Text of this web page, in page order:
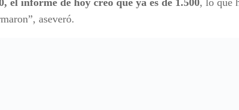
el informe de hoy creo que ya es de 1.500, lo que
aseveró.